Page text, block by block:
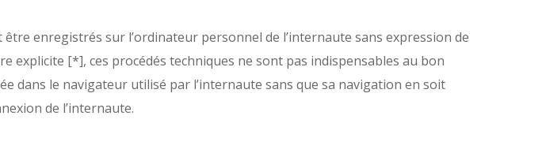
enregistrés sur l’ordinateur personnel de l’internaute sans expression de
explicite [*], ces procédés techniques ne sont pas indispensables au bon
dans le navigateur utilisé par l’internaute sans que sa navigation en soit
de l’internaute.